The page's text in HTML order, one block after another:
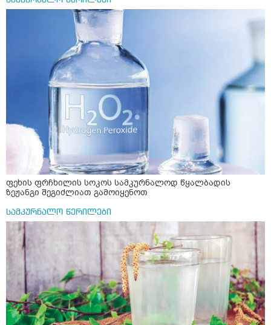
ფეხის ფრჩხილის სოკოს სამკურნალოდ წყალბადის
ზეჟანგი შეგიძლიათ გამოიყენოთ
სამკურნალო წერილები